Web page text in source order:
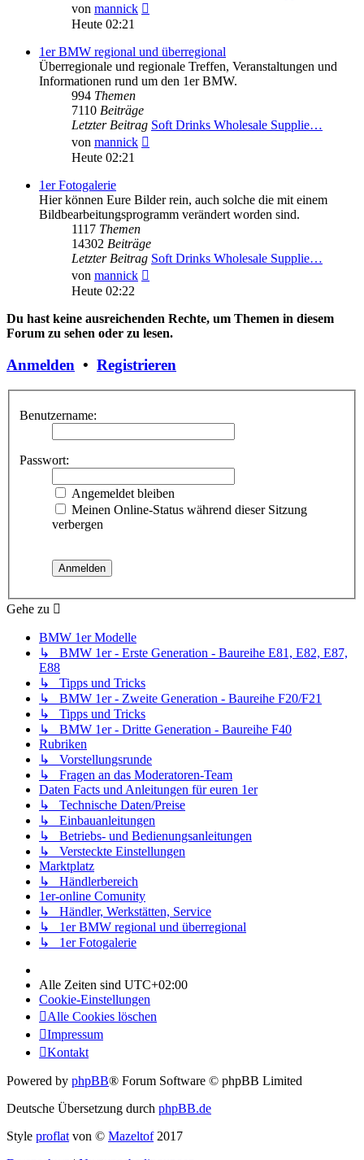
von mannick
Heute 02:21
1er BMW regional und überregional
Überregionale und regionale Treffen, Veranstaltungen und
Informationen rund um den 1er BMW.
994 Themen
7110 Beiträge
Letzter Beitrag Soft Drinks Wholesale Supplie…
von mannick
Heute 02:21
1er Fotogalerie
Hier können Eure Bilder rein, auch solche die mit einem
Bildbearbeitungsprogramm verändert worden sind.
1117 Themen
14302 Beiträge
Letzter Beitrag Soft Drinks Wholesale Supplie…
von mannick
Heute 02:22
Du hast keine ausreichenden Rechte, um Themen in diesem
Forum zu sehen oder zu lesen.
Anmelden • Registrieren
Benutzername:
Passwort:
Angemeldet bleiben
Meinen Online-Status während dieser Sitzung
verbergen
Gehe zu
BMW 1er Modelle
↳ BMW 1er - Erste Generation - Baureihe E81, E82, E87,
E88
↳ Tipps und Tricks
↳ BMW 1er - Zweite Generation - Baureihe F20/F21
↳ Tipps und Tricks
↳ BMW 1er - Dritte Generation - Baureihe F40
Rubriken
↳ Vorstellungsrunde
↳ Fragen an das Moderatoren-Team
Daten Facts und Anleitungen für euren 1er
↳ Technische Daten/Preise
↳ Einbauanleitungen
↳ Betriebs- und Bedienungsanleitungen
↳ Versteckte Einstellungen
Marktplatz
↳ Händlerbereich
1er-online Comunity
↳ Händler, Werkstätten, Service
↳ 1er BMW regional und überregional
↳ 1er Fotogalerie
Alle Zeiten sind UTC+02:00
Cookie-Einstellungen
Alle Cookies löschen
Impressum
Kontakt
Powered by phpBB® Forum Software © phpBB Limited
Deutsche Übersetzung durch phpBB.de
Style proflat von © Mazeltof2017